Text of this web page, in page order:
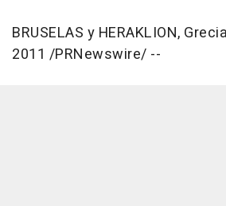
BRUSELAS y HERAKLION,
2011 /PRNewswire/ --